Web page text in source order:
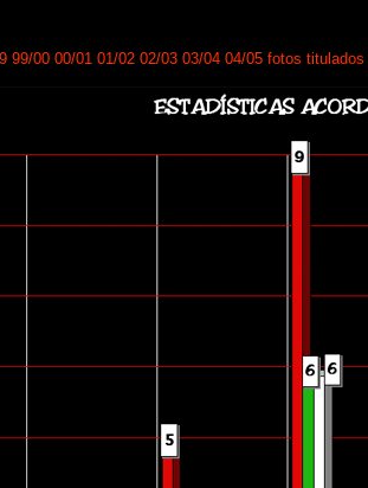
99/00 00/01 01/02 02/03 03/04 04/05 fotos titulados